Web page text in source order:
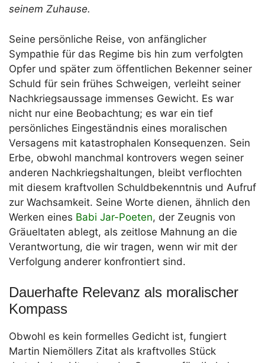
seinem Zuhause.
Seine persönliche Reise, von anfänglicher
Sympathie für das Regime bis hin zum verfolgten
Opfer und später zum öffentlichen Bekenner seiner
Schuld für sein frühes Schweigen, verleiht seiner
Nachkriegsaussage immenses Gewicht. Es war
nicht nur eine Beobachtung; es war ein tief
persönliches Eingeständnis eines moralischen
Versagens mit katastrophalen Konsequenzen. Sein
Erbe, obwohl manchmal kontrovers wegen seiner
anderen Nachkriegshaltungen, bleibt verflochten
mit diesem kraftvollen Schuldbekenntnis und Aufruf
zur Wachsamkeit. Seine Worte dienen, ähnlich den
Werken eines Babi Jar-Poeten, der Zeugnis von
Gräueltaten ablegt, als zeitlose Mahnung an die
Verantwortung, die wir tragen, wenn wir mit der
Verfolgung anderer konfrontiert sind.
Dauerhafte Relevanz als moralischer
Kompass
Obwohl es kein formelles Gedicht ist, fungiert
Martin Niemöllers Zitat als kraftvolles Stück